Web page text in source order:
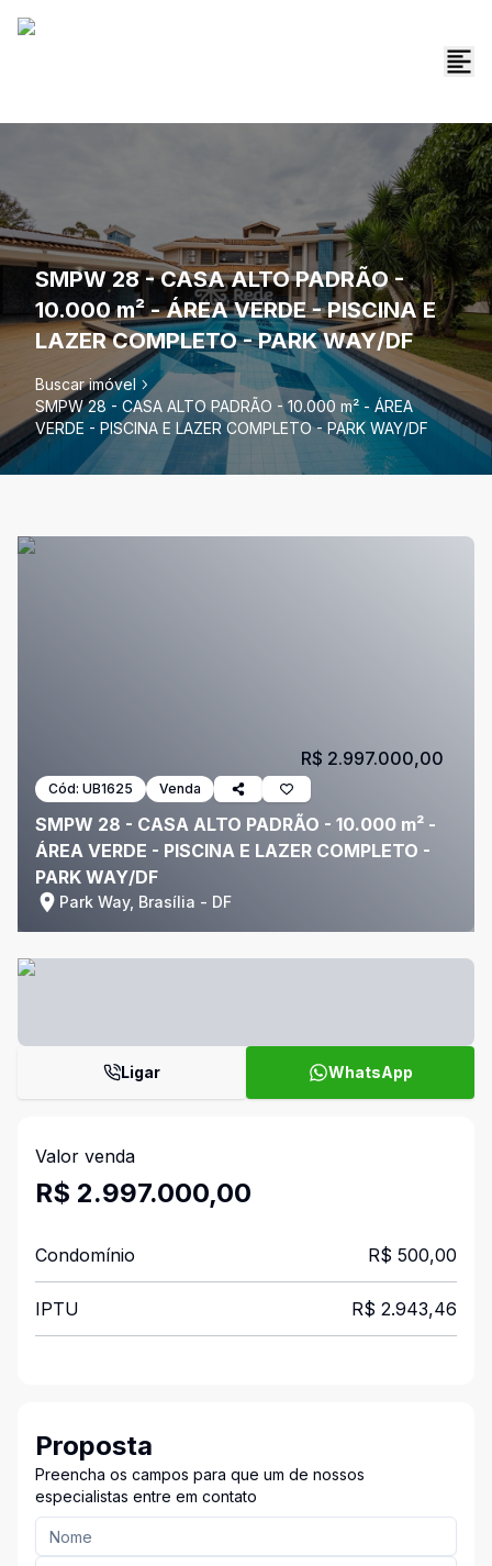
SMPW 28 - CASA ALTO PADRÃO -
10.000 m² - ÁREA VERDE - PISCINA E
LAZER COMPLETO - PARK WAY/DF
Buscar imóvel
SMPW 28 - CASA ALTO PADRÃO - 10.000 m² - ÁREA
VERDE - PISCINA E LAZER COMPLETO - PARK WAY/DF
Cód: UB1625 Venda
SMPW 28 - CASA ALTO PADRÃO - 10.000 m² -
ÁREA VERDE - PISCINA E LAZER COMPLETO -
PARK WAY/DF
Park Way, Brasília - DF
R$ 2.997.000,00
Ligar WhatsApp
Valor venda
R$ 2.997.000,00
Condomínio R$ 500,00
IPTU R$ 2.943,46
Proposta
Preencha os campos para que um de nossos
especialistas entre em contato